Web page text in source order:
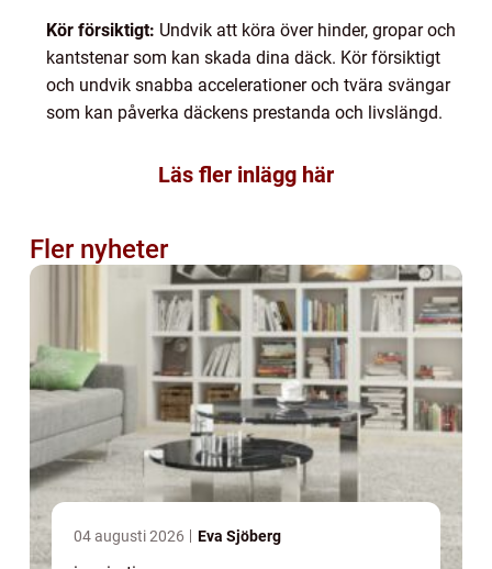
Kör försiktigt: Undvik att köra över hinder, gropar och
kantstenar som kan skada dina däck. Kör försiktigt
och undvik snabba accelerationer och tvära svängar
som kan påverka däckens prestanda och livslängd.
Läs fler inlägg här
Fler nyheter
04 augusti 2026 Eva Sjöberg